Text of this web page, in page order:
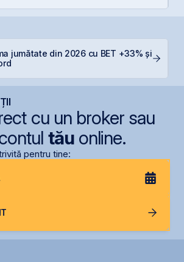
jumătate din 2026 cu BET +33% și
cu un broker sau
tăuonline.
pentru tine: